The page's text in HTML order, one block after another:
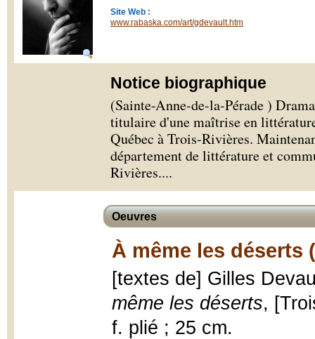
Site Web :
www.rabaska.com/art/gdevault.htm
Notice biographique
(Sainte-Anne-de-la-Pérade )
titulaire d'une maîtrise en
Québec à Trois-Rivières.
département de littérature et
Rivières....
Oeuvres
À même les déserts
[textes de] Gilles
même les déserts,
f. plié ; 25 cm.